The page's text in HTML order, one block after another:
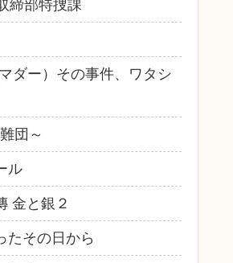
締部特捜課
ダー）その事件、ワタシ
団～
ル
金と銀２
たその日から